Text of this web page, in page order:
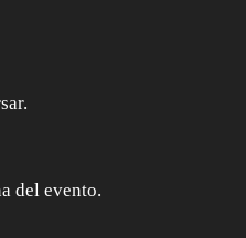
del evento.